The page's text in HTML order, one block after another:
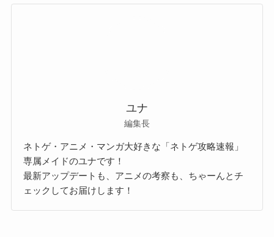
ユナ
編集長
ネトゲ・アニメ・マンガ大好きな「ネトゲ攻略速報」
専属メイドのユナです！
最新アップデートも、アニメの考察も、ちゃーんとチ
ェックしてお届けします！